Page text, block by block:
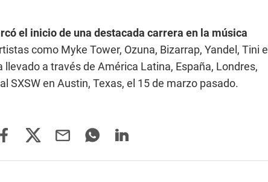
el inicio de una destacada carrera en la música
como Myke Tower, Ozuna, Bizarrap, Yandel, Tini e
a través de América Latina, España, Londres,
SXSW en Austin, Texas, el 15 de marzo pasado.